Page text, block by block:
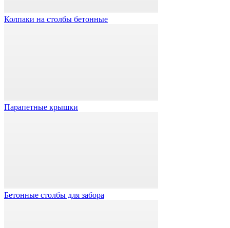
Колпаки на столбы бетонные
Парапетные крышки
Бетонные столбы для забора